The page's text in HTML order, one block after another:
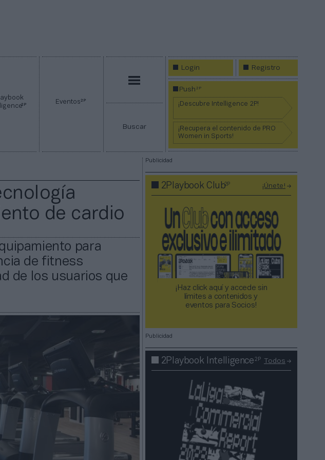
2P Eventos2P
Buscar
Login Registro
Push2P
¡Descubre Intelligence 2P!
¡Recupera el contenido de PRO
Women in Sports!
de cardio
para
de fitness
de los usuarios que
Publicidad
2Playbook Club2P ¡Únete!
¡Haz click aquí y accede sin
límites a contenidos y
eventos para Socios!​​​​​​​
Publicidad
2Playbook Intelligence2P Todos